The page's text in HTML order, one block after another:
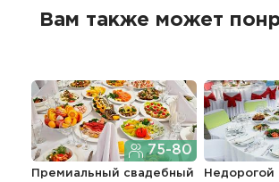
Вам также может
75-80
Премиальный свадебный
Недорогой